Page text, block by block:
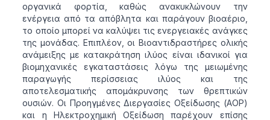
οργανικά φορτία, καθώς ανακυκλώνουν την
ενέργεια από τα απόβλητα και παράγουν βιοαέριο,
το οποίο μπορεί να καλύψει τις ενεργειακές ανάγκες
της μονάδας. Επιπλέον, οι Βιοαντιδραστήρες ολικής
ανάμειξης με κατακράτηση ιλύος είναι ιδανικοί για
βιομηχανικές εγκαταστάσεις λόγω της μειωμένης
παραγωγής περίσσειας ιλύος και της
αποτελεσματικής απομάκρυνσης των θρεπτικών
ουσιών. Οι Προηγμένες Διεργασίες Οξείδωσης (AOP)
και η Ηλεκτροχημική Οξείδωση παρέχουν επίσης